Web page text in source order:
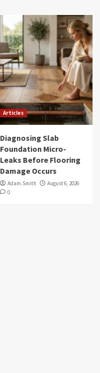
Articles
Diagnosing Slab
Foundation Micro-
Leaks Before Flooring
Damage Occurs
Adam.Smith
August 6, 2026
0